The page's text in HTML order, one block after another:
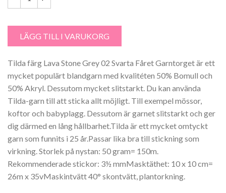
LÄGG TILL I VARUKORG
Tilda färg Lava Stone Grey 02 Svarta Fåret Garntorget är ett
mycket populärt blandgarn med kvalitéten 50% Bomull och
50% Akryl. Dessutom mycket slitstarkt. Du kan använda
Tilda-garn till att sticka allt möjligt. Till exempel mössor,
koftor och babyplagg. Dessutom är garnet slitstarkt och ger
dig därmed en lång hållbarhet.Tilda är ett mycket omtyckt
garn som funnits i 25 år.Passar lika bra till stickning som
virkning. Storlek på nystan: 50 gram= 150m.
Rekommenderade stickor: 3½ mmMasktäthet: 10 x 10 cm=
26m x 35vMaskintvätt 40° skontvätt, plantorkning.